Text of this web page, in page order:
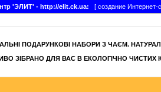
'ЭЛИТ' - http://elit.ck.ua: [ создание Интернет-
ПОДАРУНКОВІ НАБОРИ З ЧАЄМ.
ЗІБРАНО ДЛЯ ВАС В ЕКОЛОГІЧНО ЧИСТИХ